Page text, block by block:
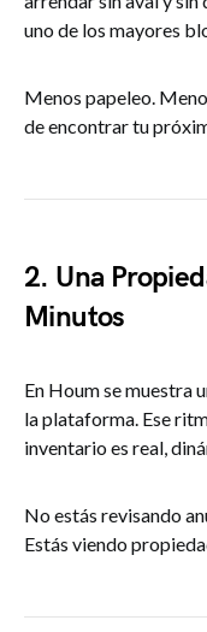
uno de los mayores
Menos papeleo.
de encontrar tu
2. Una
Minutos
En Houm se muestra
la plataforma. Ese
inventario es real,
No estás revisando
Estás viendo